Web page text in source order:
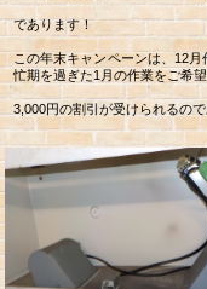
であります！
この年末キャンペーンは、12
忙期を過ぎた1月の作業をご希
3,000円の割引が受けられるので